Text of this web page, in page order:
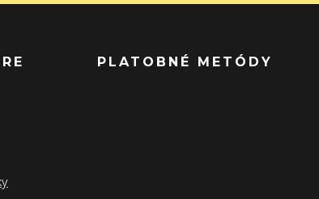
PLATOBNÉ METÓDY